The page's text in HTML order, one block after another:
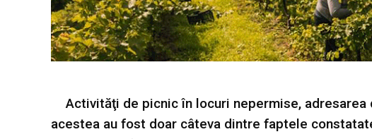
Activităţi de picnic în locuri nepermise,
acestea au fost doar câteva dintre faptele